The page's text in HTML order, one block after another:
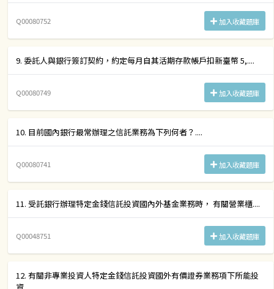
Q00080752 加入收藏題庫
9. 委託人與銀行簽訂契約，約定每月自其活期存款帳戶扣新臺幣 5,....
Q00080749 加入收藏題庫
10. 目前國內銀行最常辦理之信託業務為下列何者？....
Q00080741 加入收藏題庫
11. 受託銀行辦理特定金錢信託投資國內外基金業務時， 有關營業櫃....
Q00048751 加入收藏題庫
12. 有關非專業投資人特定金錢信託投資國外有價證券業務項下所能投